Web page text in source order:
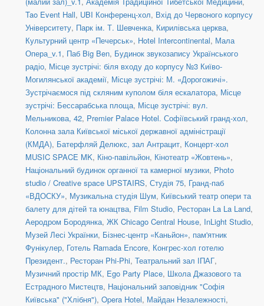
Tao Event Hall, UBI Конференц-хол, Вхід до Червоного корпусу
Університету, Парк ім. Т. Шевченка, Кирилівська церква,
Культурний центр «Печерськ», Hotel Intercontinental, Мала
Опера_v.1, Паб Big Ben, Будинок звукозапису Українського
радіо, Місце зустрічі: біля входу до корпусу №3 Київо-
Могилянської академії, Місце зустрічі: М. «Дорогожичі».
Зустрічаємося під скляним куполом біля ескалатора, Місце
зустрічі: Бессарабська площа, Місце зустрічі: вул.
Мельникова, 42, Premier Palace Hotel. Софіївський гранд-хол,
Колонна зала Київської міської державної адміністрації
(КМДА), Батерфляй Делюкс, зал Антрацит, Концерт-хол
MUSIC SPACE MK, Кіно-павільйон, Кінотеатр «Жовтень»,
Національний будинок органної та камерної музики, Photo
studio / Creative space UPSTAIRS, Студія 75, Гранд-паб
«ВДОСКУ», Музикальна студія Шум, Київський театр опери та
балету для дітей та юнацтва, Film Studio, Ресторан La La Land,
Аеродром Бородянка, ЖК Chicago Central House, InLight Studio,
Музей Лесі Українки, Бізнес-центр «Каньйон», пам'ятник
Фунікулер, Готель Ramada Encore, Конгрес-хол готелю
Президент., Ресторан Phi-Phi, Театральний зал ІПАГ,
Музичний простір МК, Ego Party Place, Школа Джазового та
Естрадного Мистецтв, Національний заповідник "Софія
Київська" ("Хлібня"), Opera Hotel, Майдан Незалежності,